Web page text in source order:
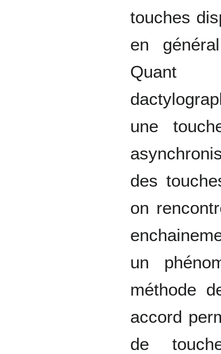
touches
en
Quant
une
des
on
un
méthode
accord
de